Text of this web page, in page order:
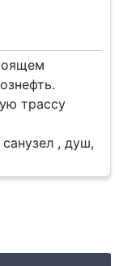
трассу
, душ,